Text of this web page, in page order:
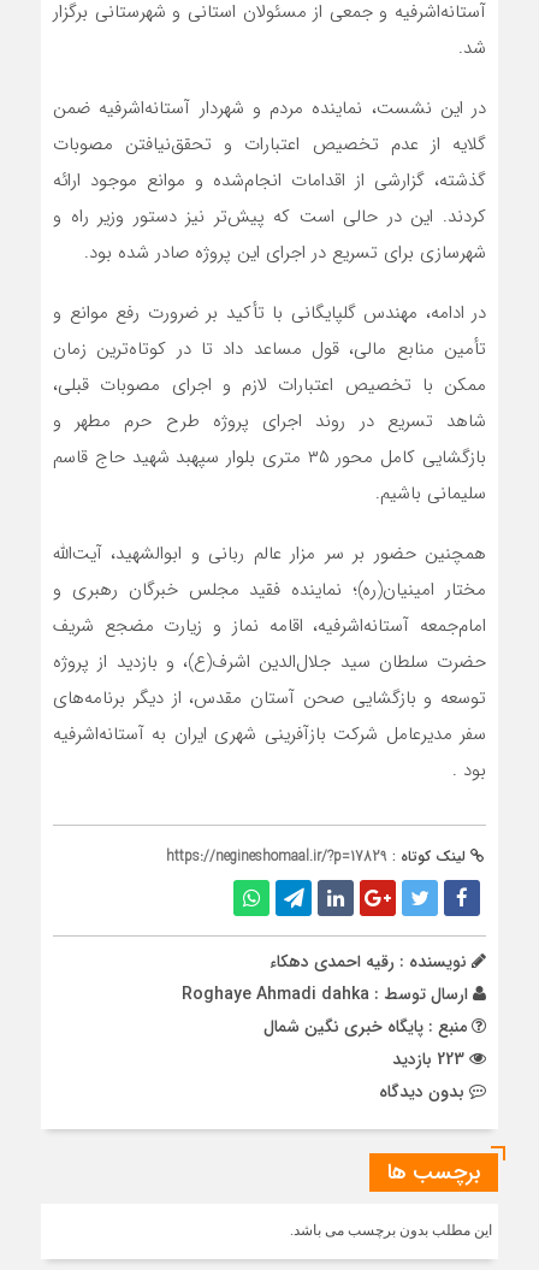
آستانه‌اشرفیه و جمعی از مسئولان استانی و شهرستانی برگزار
شد.
در این نشست، نماینده مردم و شهردار آستانه‌اشرفیه ضمن
گلایه از عدم تخصیص اعتبارات و تحقق‌نیافتن مصوبات
گذشته، گزارشی از اقدامات انجام‌شده و موانع موجود ارائه
کردند. این در حالی است که پیش‌تر نیز دستور وزیر راه و
شهرسازی برای تسریع در اجرای این پروژه صادر شده بود.
در ادامه، مهندس گلپایگانی با تأکید بر ضرورت رفع موانع و
تأمین منابع مالی، قول مساعد داد تا در کوتاه‌ترین زمان
ممکن با تخصیص اعتبارات لازم و اجرای مصوبات قبلی،
شاهد تسریع در روند اجرای پروژه طرح حرم مطهر و
بازگشایی کامل محور ۳۵ متری بلوار سپهبد شهید حاج قاسم
سلیمانی باشیم.
همچنین حضور بر سر مزار عالم ربانی و ابوالشهید، آیت‌الله
مختار امینیان(ره)؛ نماینده فقید مجلس خبرگان رهبری و
امام‌جمعه آستانه‌اشرفیه، اقامه نماز و زیارت مضجع شریف
حضرت سلطان سید جلال‌الدین اشرف(ع)، و بازدید از پروژه
توسعه و بازگشایی صحن آستان مقدس، از دیگر برنامه‌های
سفر مدیرعامل شرکت بازآفرینی شهری ایران به آستانه‌اشرفیه
بود .
لینک کوتاه : https://negineshomaal.ir/?p=17829
نویسنده : رقیه احمدی دهکاء
ارسال توسط : Roghaye Ahmadi dahka
منبع : پایگاه خبری نگین شمال
بدون دیدگاه
برچسب ها
این مطلب بدون برچسب می باشد.